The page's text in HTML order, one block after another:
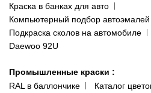
Одесса
пр-т Акад. Глушко, 29
066 554-97-70
Наши публикации
Публичная оферта
Политика конфиденциальности
Краска в банках для авто
Компьютерный подбор автоэмалей
Подкраска сколов на автомобиле
Daewoo 92U
Промышленные краски :
RAL в баллончике
Каталог